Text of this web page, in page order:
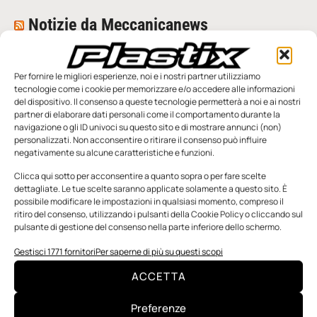
Per fornire le migliori esperienze, noi e i nostri partner utilizziamo
tecnologie come i cookie per memorizzare e/o accedere alle informazioni
del dispositivo. Il consenso a queste tecnologie permetterà a noi e ai nostri
partner di elaborare dati personali come il comportamento durante la
navigazione o gli ID univoci su questo sito e di mostrare annunci (non)
personalizzati. Non acconsentire o ritirare il consenso può influire
negativamente su alcune caratteristiche e funzioni.
Clicca qui sotto per acconsentire a quanto sopra o per fare scelte
dettagliate. Le tue scelte saranno applicate solamente a questo sito. È
possibile modificare le impostazioni in qualsiasi momento, compreso il
ritiro del consenso, utilizzando i pulsanti della Cookie Policy o cliccando sul
pulsante di gestione del consenso nella parte inferiore dello schermo.
Gestisci 1771 fornitoriPer saperne di più su questi scopi
ACCETTA
Preferenze
Notizie da Meccanicanews
I nanonastri di grafene come potenziali sensori per i
reattori a fusione
Una nuova mano robotica passa da una pinza all’altra con
un singolo motore
O-Ring, tecnica e applicazioni
Notizie da Il Progettista Industriale
UNI EN 1090: il punto di contatto tra progettazione ed
esecuzione
Techne Srl | Maschere di fissaggio: il brevetto che
rivoluziona il mondo della metrologia
regolazioni fluide